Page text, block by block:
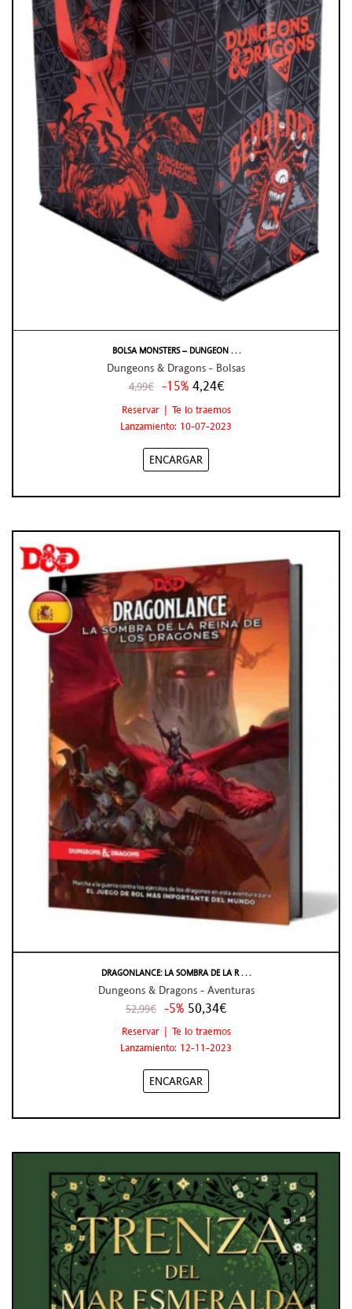
BOLSA MONSTERS – DUNGEON . . .
Dungeons & Dragons - Bolsas
4,99€ -15% 4,24€
Reservar | Te lo traemos
Lanzamiento: 10-07-2023
ENCARGAR
DRAGONLANCE: LA SOMBRA DE LA R . . .
Dungeons & Dragons - Aventuras
52,99€ -5% 50,34€
Reservar | Te lo traemos
Lanzamiento: 12-11-2023
ENCARGAR